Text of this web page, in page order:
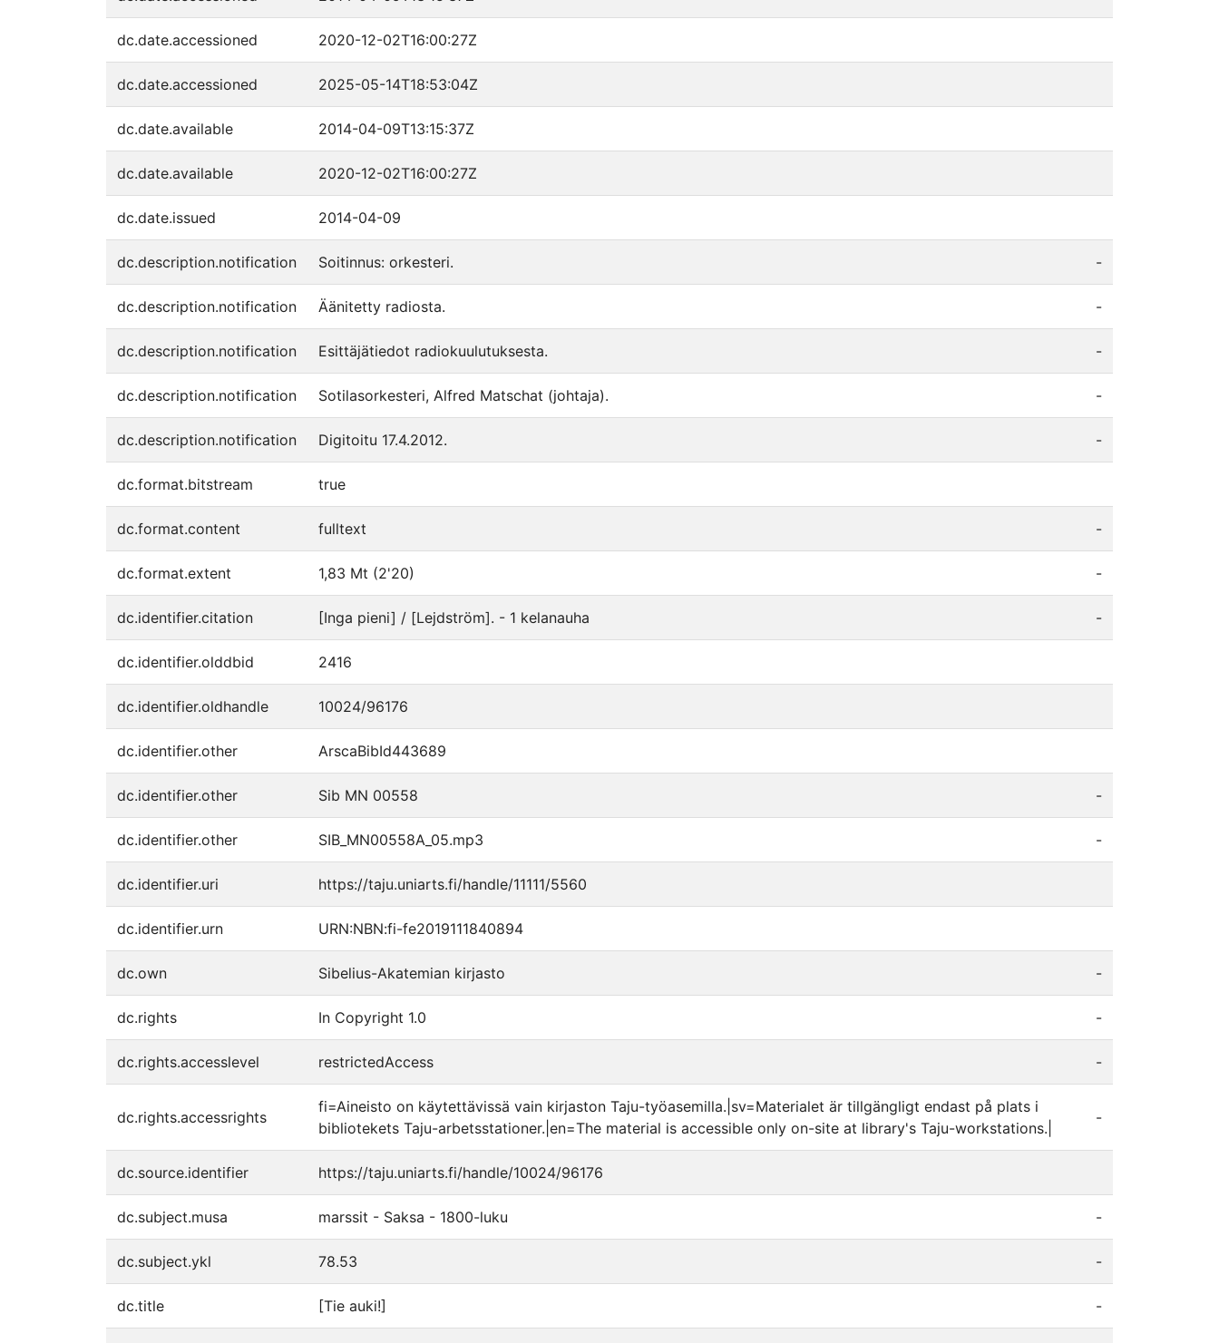
dc.date.accessioned 2020-12-02T16:00:27Z
dc.date.accessioned 2025-05-14T18:53:04Z
dc.date.available 2014-04-09T13:15:37Z
dc.date.available 2020-12-02T16:00:27Z
dc.date.issued 2014-04-09
dc.description.notification Soitinnus: orkesteri. -
dc.description.notification Äänitetty radiosta. -
dc.description.notification Esittäjätiedot radiokuulutuksesta. -
dc.description.notification Sotilasorkesteri, Alfred Matschat (johtaja). -
dc.description.notification Digitoitu 17.4.2012. -
dc.format.bitstream true
dc.format.content fulltext -
dc.format.extent 1,83 Mt (2'20) -
dc.identifier.citation [Inga pieni] / [Lejdström]. - 1 kelanauha -
dc.identifier.olddbid 2416
dc.identifier.oldhandle 10024/96176
dc.identifier.other ArscaBibId443689
dc.identifier.other Sib MN 00558 -
dc.identifier.other SIB_MN00558A_05.mp3 -
dc.identifier.uri https://taju.uniarts.fi/handle/11111/5560
dc.identifier.urn URN:NBN:fi-fe2019111840894
dc.own Sibelius-Akatemian kirjasto -
dc.rights In Copyright 1.0 -
dc.rights.accesslevel restrictedAccess -
dc.rights.accessrights
fi=Aineisto on käytettävissä vain kirjaston Taju-työasemilla.|sv=Materialet är tillgängligt endast på plats i
bibliotekets Taju-arbetsstationer.|en=The material is accessible only on-site at library's Taju-workstations.|
-
dc.source.identifier https://taju.uniarts.fi/handle/10024/96176
dc.subject.musa marssit - Saksa - 1800-luku -
dc.subject.ykl 78.53 -
dc.title [Tie auki!] -